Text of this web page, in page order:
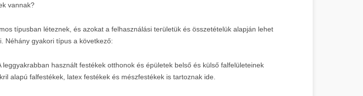
vannak?
típusban léteznek, és azokat a felhasználási területük és összetételük alapján lehet
Néhány gyakori típus a következő:
leggyakrabban használt festékek otthonok és épületek belső és külső falfelületeinek
alapú falfestékek, latex festékek és mészfestékek is tartoznak ide.